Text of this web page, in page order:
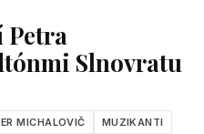
tantier som nebol
Priznať musím, sprvu
Nanymu som
Petra
Slnovratu
MICHALOVIČ MUZIKANTI